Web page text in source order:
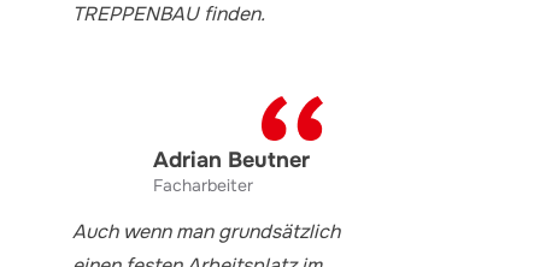
TREPPENBAU finden.
Adrian Beutner
Facharbeiter
Auch wenn man grundsätzlich